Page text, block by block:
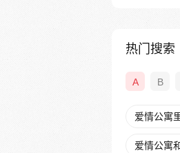
热门搜索
A B
爱情公寓
爱情公寓